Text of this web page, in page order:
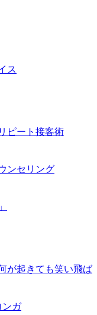
ス
ピート接客術
ンセリング
が起きても笑い飛ば
ガ